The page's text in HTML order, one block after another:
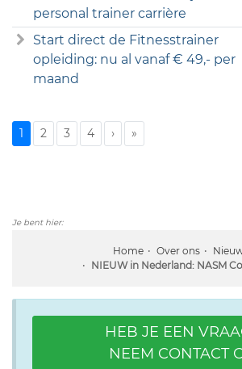
personal trainer carrière
Start direct de Fitnesstrainer
opleiding: nu al vanaf € 49,- per
maand
1 2 3 4 › »
Je bent hier:
Home Over ons
NIEUW in Nederland: NASM
HEB JE EEN
NEEM CONTACT